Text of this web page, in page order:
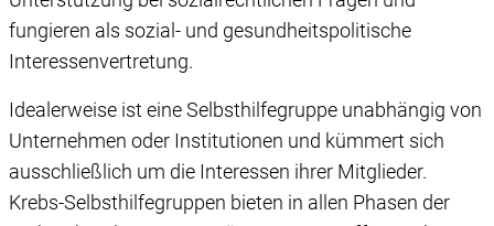
fungieren als sozial- und gesundheitspolitische
Interessenvertretung.
Idealerweise ist eine Selbsthilfegruppe unabhängig von
Unternehmen oder Institutionen und kümmert sich
ausschließlich um die Interessen ihrer Mitglieder.
Krebs-Selbsthilfegruppen bieten in allen Phasen der